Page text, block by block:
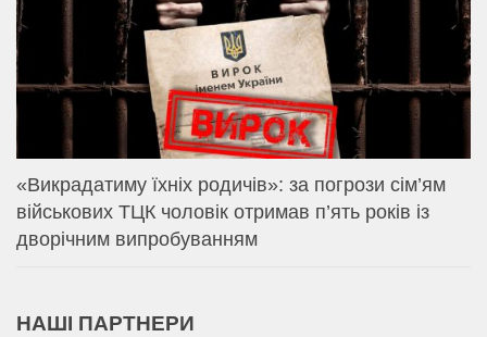
«Викрадатиму їхніх родичів»: за погрози сім’ям
військових ТЦК чоловік отримав п’ять років із
дворічним випробуванням
НАШІ ПАРТНЕРИ